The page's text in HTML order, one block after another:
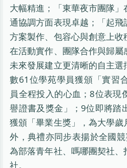
大幅精進；「東華夜市團隊
通協調方面表現卓越；「起飛
方案製作、包容心與創意上
在活動實作、團隊合作與歸
未來發展建立更清晰的自主
數61位學苑學員獲頒「實習
員全程投入的心血；8位表現
譽證書及獎金」；9位即將踏
獲頒「畢業生獎」，為大學
外，典禮亦同步表揚於全國
為部落青年社、嗎哪團契社
社。